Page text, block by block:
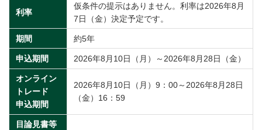
利率
仮条件の提示はありません。利率は2026年8月
7日（金）決定予定です。
期間 約5年
申込期間 2026年8月10日（月）～2026年8月28日（金）
オンライン
トレード
申込期間
2026年8月10日（月）9：00～2026年8月28日
（金）16：59
目論見書等